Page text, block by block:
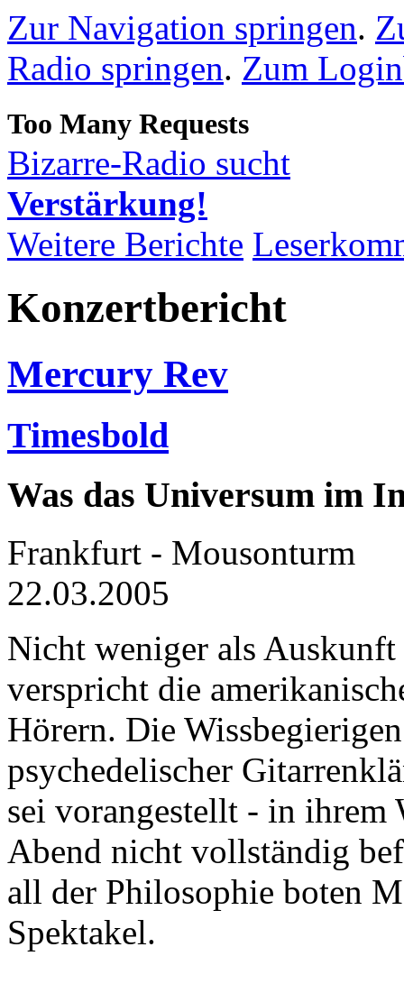
Zur Navigation springen.
Radio springen. Zum
Bizarre-Radio sucht
Verstärkung!
Weitere Berichte
Konzertbericht
Mercury Rev
Timesbold
Was das Universum im
Frankfurt - Mousonturm
22.03.2005
Nicht weniger als Auskunft
verspricht die
Hörern. Die
psychedelischer
sei vorangestellt - in ihrem
Abend nicht vollständig
all der Philosophie boten
Spektakel.